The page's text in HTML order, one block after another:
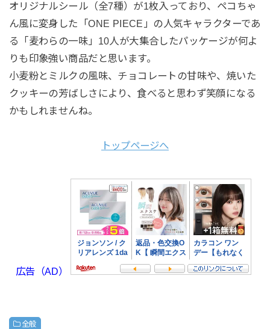
オリジナルシール（全7種）が1枚入っており、ペコちゃ
ん風に変身した「ONE PIECE」の人気キャラクターであ
る「麦わらの一味」10人が大集合したパッケージが何よ
りも印象強い商品だと思います。
小麦粉とミルクの風味、チョコレートの甘味や、焼いた
クッキーの芳ばしさにより、食べると思わず笑顔になる
かもしれませんね。
トップページへ
広告（AD）
全般